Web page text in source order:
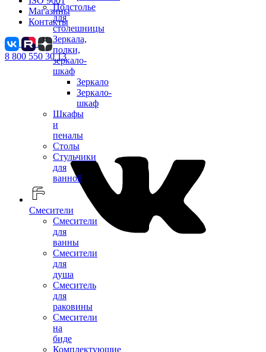
Подстолье
для
столешницы
Зеркала,
полки,
зеркало-
шкаф
Зеркало
Зеркало-
шкаф
Шкафы
и
пеналы
Столы
Стульчики
для
ванной
Смесители
Смесители
для
ванны
Смесители
для
душа
Смеситель
для
раковины
Смесители
на
биде
Комплектующие
Магазины
Контакты
8 800 550 30 13